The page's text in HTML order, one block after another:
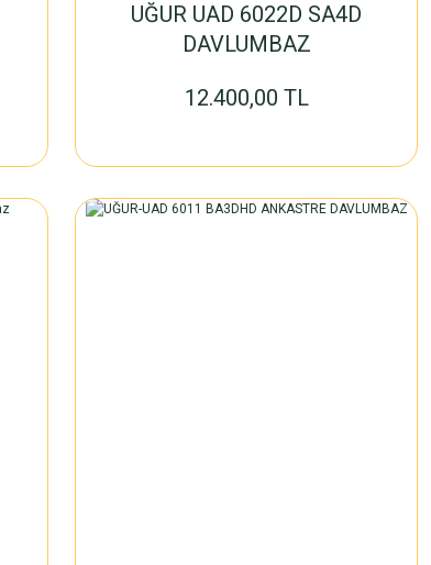
UĞUR UAD 6022D SA4D
DAVLUMBAZ
12.400,00 TL